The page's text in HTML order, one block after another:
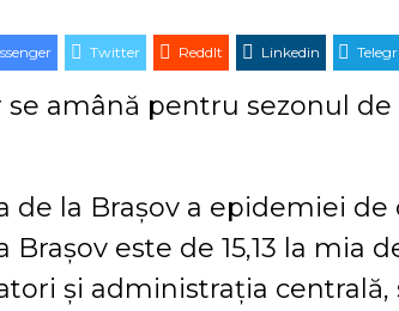
Twitter ReddIt Linkedin
amână pentru sezonul de
de la Brașov a epidemiei de
este de 15,13 la mia
și administrația centrală,